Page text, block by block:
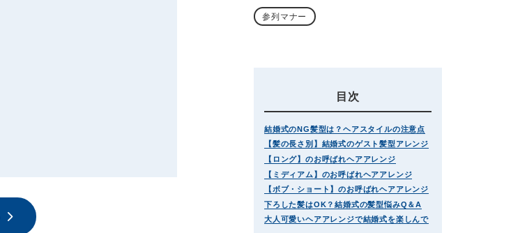
参列マナー
目次
結婚式のNG髪型は？ヘアスタイルの注意点
【髪の長さ別】結婚式のゲスト髪型アレンジ
【ロング】のお呼ばれヘアアレンジ
【ミディアム】のお呼ばれヘアアレンジ
【ボブ・ショート】のお呼ばれヘアアレンジ
下ろした髪はOK？結婚式の髪型悩みQ＆A
大人可愛いヘアアレンジで結婚式を楽しんで